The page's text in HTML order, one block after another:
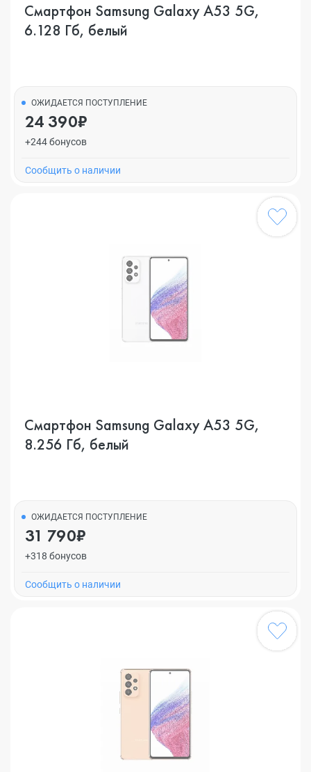
Смартфон Samsung Galaxy A53 5G,
6.128 Гб, белый
ОЖИДАЕТСЯ ПОСТУПЛЕНИЕ
24 390₽
+244 бонусов
Cообщить о наличии
Смартфон Samsung Galaxy A53 5G,
8.256 Гб, белый
ОЖИДАЕТСЯ ПОСТУПЛЕНИЕ
31 790₽
+318 бонусов
Cообщить о наличии